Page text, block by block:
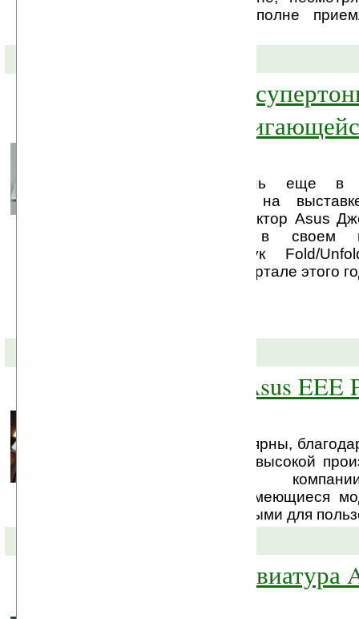
интерфейс, имеет вполне
Asus выпустит
ноутбук со
Asus вдохнет жизнь еще в
представленный им на
Исполнительный директор Asus
Shen) подтвердил в своем
ультратонкий ноутбук Fold/
продажу в третьем квартале этого
Фото и видео Asus EEE
Нетбуки сейчас популярны,
небольшой цене при высокой
поэтому ведущие
усовершенствовать имеющиеся
их еще более доступными для
Компьютер-клавиатура